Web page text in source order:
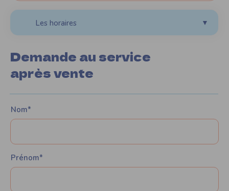
Les horaires ▼
Demande au service
après vente
Nom*
Prénom*